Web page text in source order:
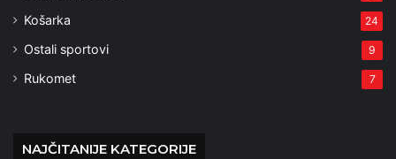
Košarka 24
Ostali sportovi 9
Rukomet 7
NAJČITANIJE KATEGORIJE